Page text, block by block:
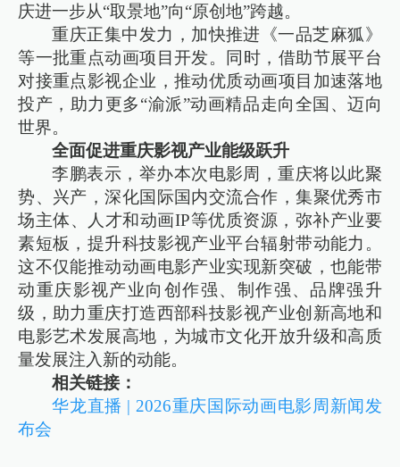
庆进一步从“取景地”向“原创地”跨越。
重庆正集中发力，加快推进《一品芝麻狐》
等一批重点动画项目开发。同时，借助节展平台
对接重点影视企业，推动优质动画项目加速落地
投产，助力更多“渝派”动画精品走向全国、迈向
世界。
全面促进重庆影视产业能级跃升
李鹏表示，举办本次电影周，重庆将以此聚
势、兴产，深化国际国内交流合作，集聚优秀市
场主体、人才和动画IP等优质资源，弥补产业要
素短板，提升科技影视产业平台辐射带动能力。
这不仅能推动动画电影产业实现新突破，也能带
动重庆影视产业向创作强、制作强、品牌强升
级，助力重庆打造西部科技影视产业创新高地和
电影艺术发展高地，为城市文化开放升级和高质
量发展注入新的动能。
相关链接：
华龙直播 | 2026重庆国际动画电影周新闻发
布会